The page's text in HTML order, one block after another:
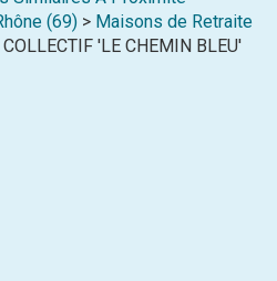
(69) > Maisons de Retraite
'LE CHEMIN BLEU'